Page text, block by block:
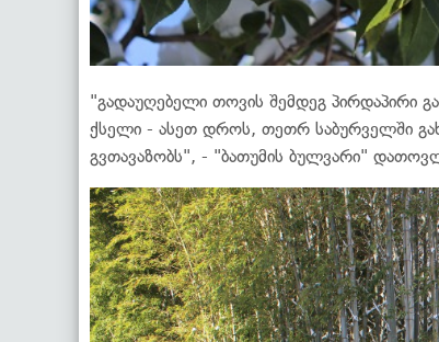
"გადაუღებელი თოვის შემდეგ პირდაპირი
ქსელი - ასეთ დროს, თეთრ საბურველში
გვთავაზობს", - "ბათუმის ბულვარი"